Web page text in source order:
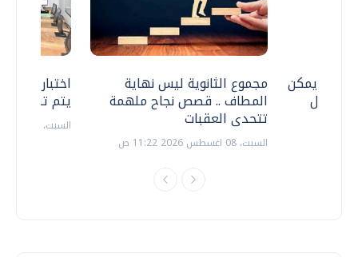
اختبارات
يتم
السبت، 18 يوليو 2026 09:22 ص
مجموع الثانوية ليس نهاية
المطاف .. قصص نجاح ملهمة
تتحدى العقبات
السبت، 08 اغسطس 2026 11:22 ص
.. هل يمكن
نتعامل